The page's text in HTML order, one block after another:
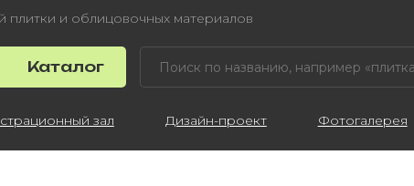
плитки и облицовочных материалов
Каталог
зал Дизайн-проект Фотогалерея